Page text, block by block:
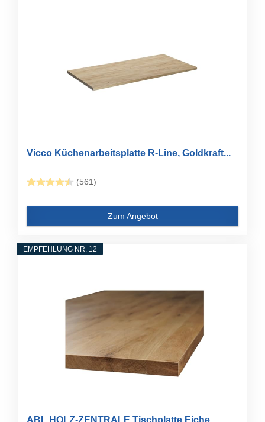
Vicco Küchenarbeitsplatte R-Line, Goldkraft...
(561)
Zum Angebot
EMPFEHLUNG NR. 12
ABL HOLZ-ZENTRALE Tischplatte Eiche